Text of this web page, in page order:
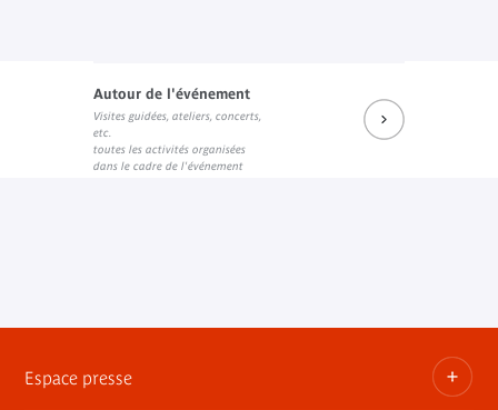
Autour de l'événement
Visites guidées, ateliers, concerts,
etc.
toutes les activités organisées
dans le cadre de l'événement
Espace presse